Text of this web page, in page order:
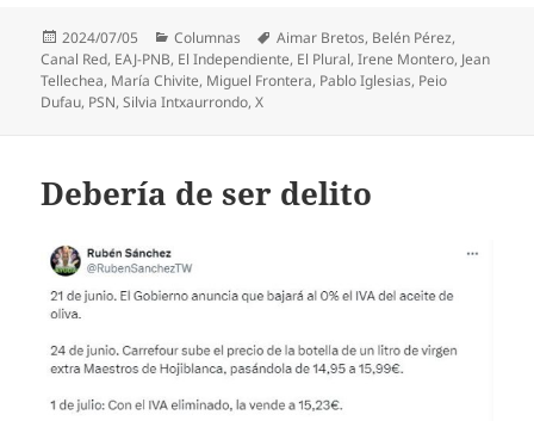
Publicado
el
2024/07/05 Categorías
Columnas Etiquetas
Aimar Bretos, Belén Pérez,
Canal Red, EAJ-PNB, El Independiente, El Plural,Irene Montero, Jean
Tellechea, María Chivite, Miguel Frontera, Pablo Iglesias, Peio
Dufau, PSN,Silvia Intxaurrondo,X
Debería de ser delito